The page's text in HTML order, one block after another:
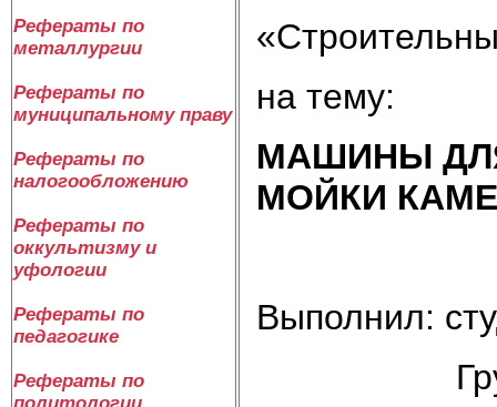
Рефераты по
металлургии
Рефераты по
муниципальному праву
Рефераты по
налогообложению
Рефераты по
оккультизму и
уфологии
Рефераты по
педагогике
Рефераты по
на тему:
МАШИНЫ
МОЙКИ
Выполнил: